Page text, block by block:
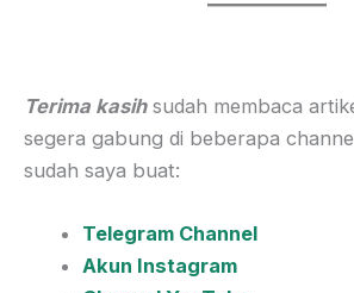
Terima kasihsudah membaca
segera gabung di beberapa
sudah saya buat:
Telegram Channel
Akun Instagram